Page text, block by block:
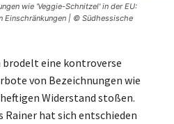
wie 'Veggie-Schnitzel' in der EU:
Einschränkungen | © Südhessische
brodelt eine kontroverse
von Bezeichnungen wie
heftigen Widerstand stoßen.
hat sich entschieden